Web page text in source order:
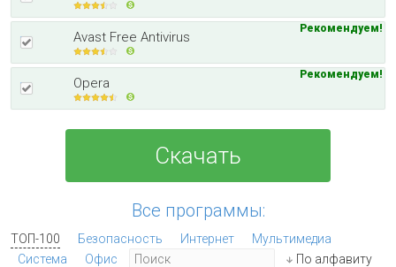
Avast Free Antivirus
Рекомендуем!
Opera
Рекомендуем!
Скачать
Все программы:
ТОП-100 Безопасность Интернет
Мультимедиа
Система
Офис
По алфавиту